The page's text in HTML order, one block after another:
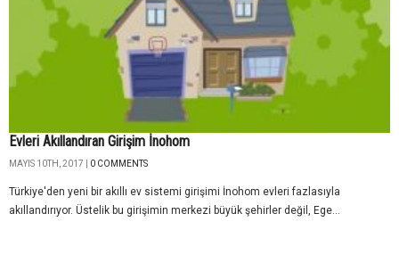
Evleri Akıllandıran Girişim İnohom
MAYIS 10TH, 2017 | 0 COMMENTS
Türkiye'den yeni bir akıllı ev sistemi girişimi İnohom evleri fazlasıyla
akıllandırıyor. Üstelik bu girişimin merkezi büyük şehirler değil, Ege...